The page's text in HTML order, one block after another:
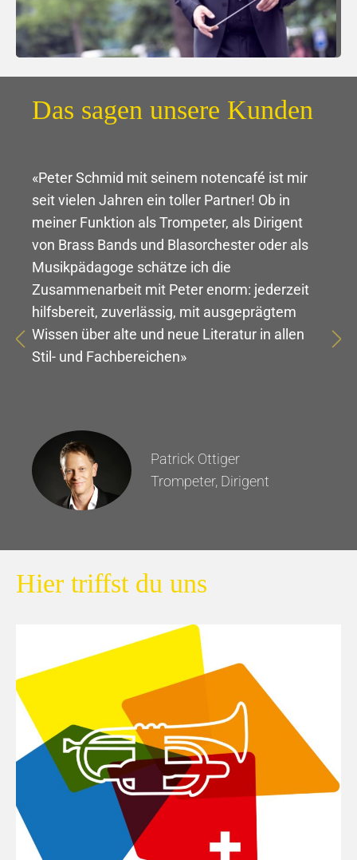
Das sagen unsere Kunden
«Peter Schmid mit seinem notencafé ist mir
seit vielen Jahren ein toller Partner! Ob in
meiner Funktion als Trompeter, als Dirigent
von Brass Bands und Blasorchester oder als
Musikpädagoge schätze ich die
Zusammenarbeit mit Peter enorm: jederzeit
hilfsbereit, zuverlässig, mit ausgeprägtem
Wissen über alte und neue Literatur in allen
Stil- und Fachbereichen»
Patrick Ottiger
Trompeter, Dirigent
Hier triffst du uns